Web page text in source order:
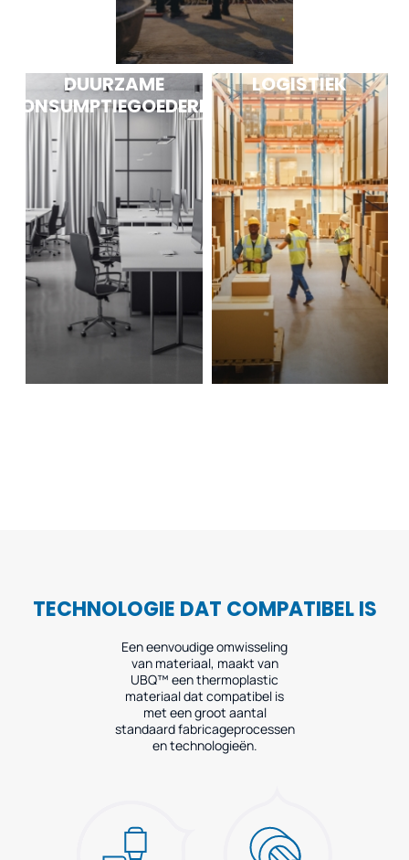
DUURZAME
CONSUMPTIEGOEDEREN
LOGISTIEK
TECHNOLOGIE DAT COMPATIBEL IS
Een eenvoudige omwisseling
van materiaal, maakt van
UBQ™ een thermoplastic
materiaal dat compatibel is
met een groot aantal
standaard fabricageprocessen
en technologieën.